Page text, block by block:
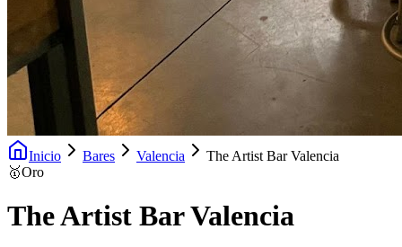
Inicio Bares Valencia
The Artist Bar Valencia
🥇Oro
The Artist Bar Valencia